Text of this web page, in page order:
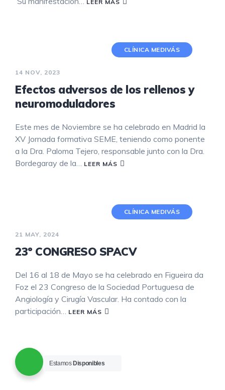
LEER MÁS
CLÍNICA MEDIVÁS
14 NOV, 2023
Efectos adversos de los rellenos y
neuromoduladores
Este mes de Noviembre se ha celebrado en Madrid la
XV Jornada formativa SEME, teniendo como ponente
a la Dra. Paloma Tejero, responsable junto con la Dra.
Bordegaray de la… LEER MÁS
CLÍNICA MEDIVÁS
21 MAY, 2024
23º CONGRESO SPACV
Del 16 al 18 de Mayo se ha celebrado en Figueira da
Foz el 23 Congreso de la Sociedad Portuguesa de
Angiología y Cirugía Vascular. Ha contado con la
participación… LEER MÁS
Estamos Disponibles